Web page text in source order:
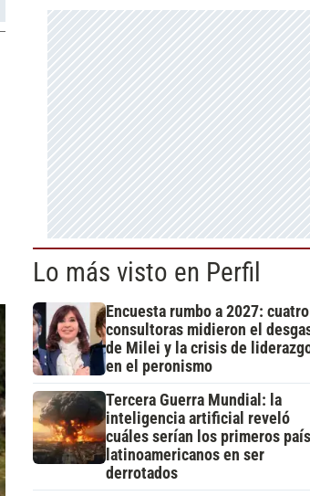
Lo más visto en Perfil
Encuesta rumbo a 2027: cuatro
consultoras midieron el
de Milei y la crisis de
en el peronismo
Tercera Guerra Mundial: la
inteligencia artificial reveló
cuáles serían los primeros
latinoamericanos en ser
derrotados